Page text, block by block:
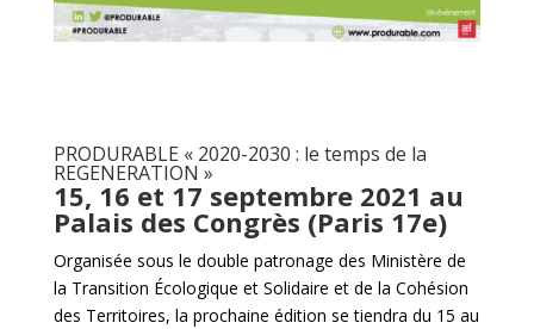
PRODURABLE « 2020-2030 : le temps de la
REGENERATION »
15, 16 et 17 septembre 2021 au
Palais des Congrès (Paris 17e)
Organisée sous le double patronage des Ministère de
la Transition Écologique et Solidaire et de la Cohésion
des Territoires, la prochaine édition se tiendra du 15 au